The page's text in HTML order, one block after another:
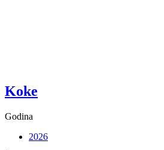
Koke
Godina
2026